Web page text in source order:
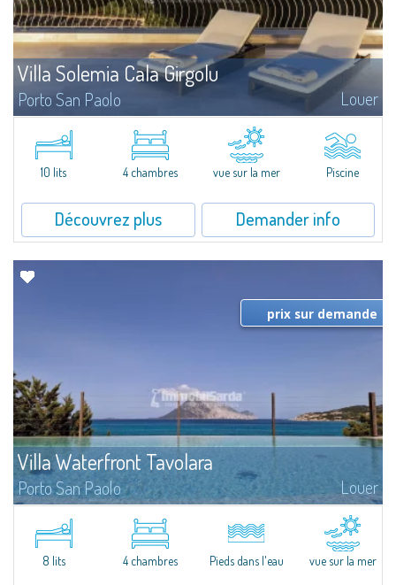
Villa Solemia Cala Girgolu
Porto San Paolo Louer
​Nestled in a park of Mediterranean maquis just a few steps from the sea,
Villa Solemia Cala Girgolu is a fantastic villa for rent in the area of Porto
San Paolo, a famous tourist resort as well as a focal point of...
10 lits 4 chambres vue sur la mer Piscine
Découvrez plus Demander info
Villa Waterfront Tavolara
Porto San Paolo Louer
​The sea on your doorstep and the majestic Tavolara on the horizon are the
absolutely exclusive features of Villa Waterfront Tavolara, a stunning pieds
dans l'eau villa for rent just a stone's throw from the famous...
prix sur demande
8 lits 4 chambres Pieds dans l'eau vue sur la mer